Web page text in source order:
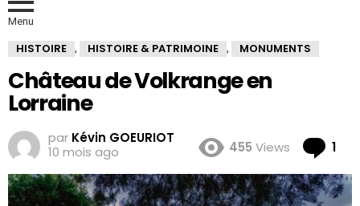
Menu
HISTOIRE , HISTOIRE & PATRIMOINE , MONUMENTS
Château de Volkrange en
Lorraine
par Kévin GOEURIOT
10 mois ago
455 Views 1